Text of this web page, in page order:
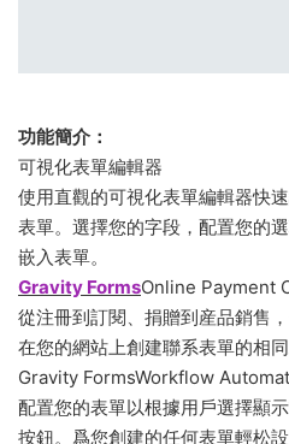
功能簡介：
可視化表單編輯器
使用直觀的可視化表單編輯器快
表單。選擇您的字段，配置您的
嵌入表單。
Gravity FormsOnline Payment
從注冊到訂閱、捐贈到産品銷售
在您的網站上創建聯系表單的相同
Gravity FormsWorkflow
配置您的表單以根據用戶選擇顯
按鈕。爲您創建的任何表單輕松